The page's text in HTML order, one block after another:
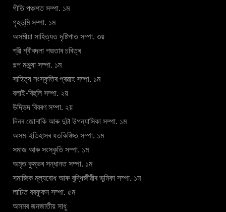
গীতি পঞ্চশত সম্পা. ১ম
গৃহভূমি সম্পা. ১ম
অসমীয়া সাহিত্যত দৃষ্টিপাত সম্পা. ৩য়
শ্রী শ্ৰীবদলা পদ্মতাৰ চৰিত্ৰ
গল্প মঞ্জুষা সম্পা. ১ম
সাহিত্য সংস্কৃতিৰ প্ৰৱাহ সম্পা. ১ম
বলাই-বিহুলি সম্পা. ২য়
উদ্ভিদ বিবৰণ সম্পা. ২য়
দিনৰ জোনাকি আৰু দুটা উপন্যাসিকা সম্পা. ১ম
অসম-ইতিহাসৰ যতকিঞ্চিত সম্পা. ১ম
সমাজ আৰু সংস্কৃতি সম্পা. ১ম
অমৃত কুম্ভৰ সন্ধানত সম্পা. ১ম
সমাজিক মূল্যবোধ আৰু বুদ্ধিজীৱীৰ ভূমিকা সম্পা. ১ম
লাচিত বৰফুকন সম্পা. ৫ম
অসমৰ জনজাতীয় সাধু